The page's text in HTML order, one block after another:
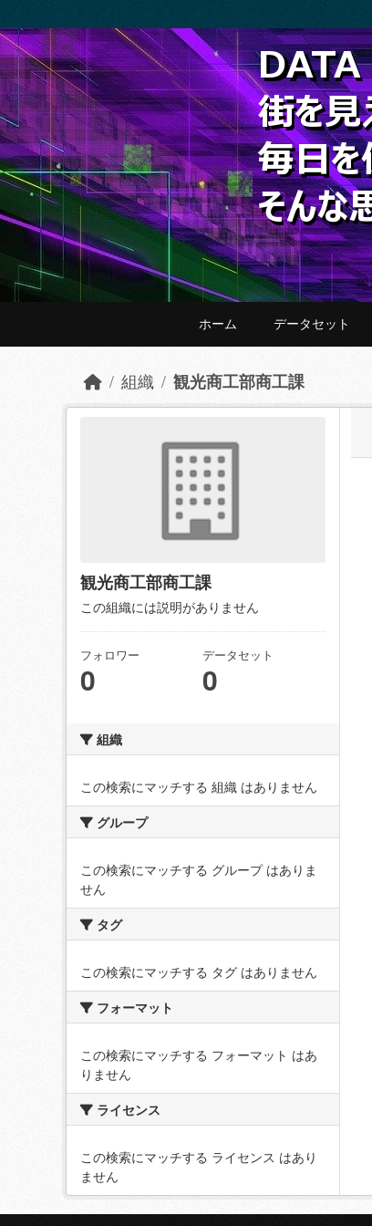
ホーム データセット
組織 観光商工部商工課
観光商工部商工課
この組織には説明がありません
フォロワー
0
データセット
0
組織
この検索にマッチする 組織 はありません
グループ
この検索にマッチする グループ はありま
せん
タグ
この検索にマッチする タグ はありません
フォーマット
この検索にマッチする フォーマット はあ
りません
ライセンス
この検索にマッチする ライセンス はあり
ません